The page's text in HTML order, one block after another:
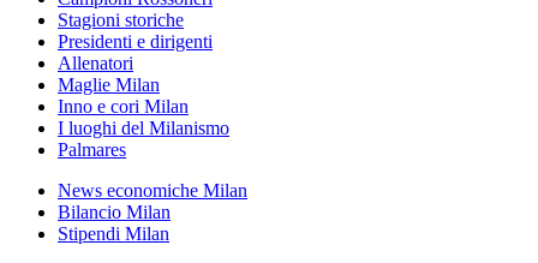
Stagioni storiche
Presidenti e dirigenti
Allenatori
Maglie Milan
Inno e cori Milan
I luoghi del Milanismo
Palmares
News economiche Milan
Bilancio Milan
Stipendi Milan